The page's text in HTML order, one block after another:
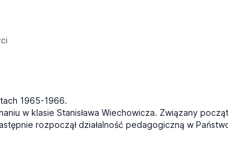
1965-1966.
w klasie Stanisława Wiechowicza. Związany
rozpoczął działalność pedagogiczną w